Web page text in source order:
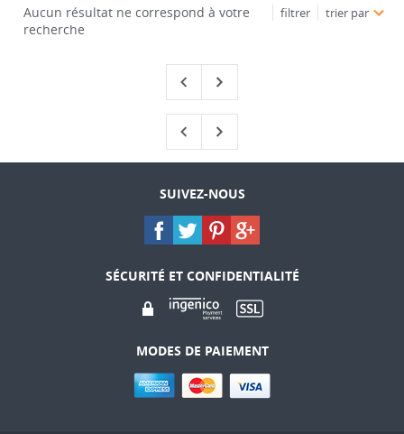
trier par
filtrer
Aucun résultat ne correspond à votre
recherche
SUIVEZ-NOUS
SÉCURITÉ ET CONFIDENTIALITÉ
MODES DE PAIEMENT